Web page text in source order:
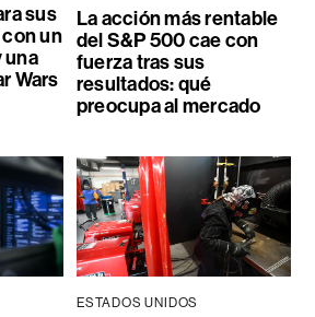
sus
con un
una
Wars
La acción más rentable
del S&P 500 cae con
fuerza tras sus
resultados: qué
preocupa al mercado
ESTADOS UNIDOS